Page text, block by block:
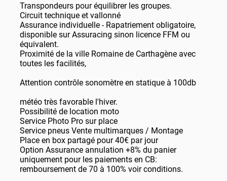
Transpondeurs pour équilibrer les groupes.
Circuit technique et vallonné
Assurance individuelle - Rapatriement obligatoire,
disponible sur Assuracing sinon licence FFM ou
équivalent.
Proximité de la ville Romaine de Carthagène avec
toutes les facilités,
Attention contrôle sonomètre en statique à 100db
météo très favorable l'hiver.
Possibilité de location moto
Service Photo Pro sur place
Service pneus Vente multimarques / Montage
Place en box partagé pour 40€ par jour
Option Assurance annulation +8% du panier
uniquement pour les paiements en CB:
remboursement de 70 à 100% voir conditions.